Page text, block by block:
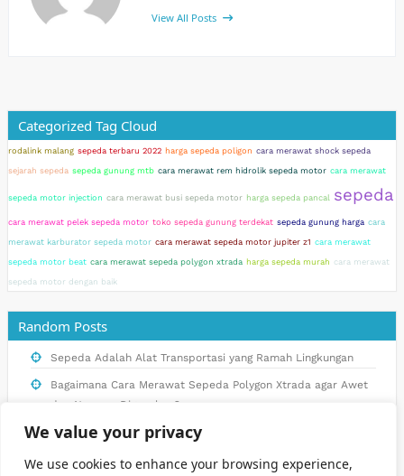
We value your privacy
We use cookies to enhance your browsing experience,
View All Posts
Categorized Tag Cloud
rodalink malang sepeda terbaru 2022 harga sepeda poligon cara merawat shock sepeda
sejarah sepeda sepeda gunung mtb cara merawat rem hidrolik sepeda motor cara merawat
sepeda motor injection cara merawat busi sepeda motor harga sepeda pancal sepeda
cara merawat pelek sepeda motor toko sepeda gunung terdekat sepeda gunung harga cara
merawat karburator sepeda motor cara merawat sepeda motor jupiter z1 cara merawat
sepeda motor beat cara merawat sepeda polygon xtrada harga sepeda murah cara merawat
sepeda motor dengan baik
Random Posts
Sepeda Adalah Alat Transportasi yang Ramah Lingkungan
Bagaimana Cara Merawat Sepeda Polygon Xtrada agar Awet
dan Nyaman Digunakan?
Rodalink: Tempat Belanja Sepeda Online dan Offline Terbaik